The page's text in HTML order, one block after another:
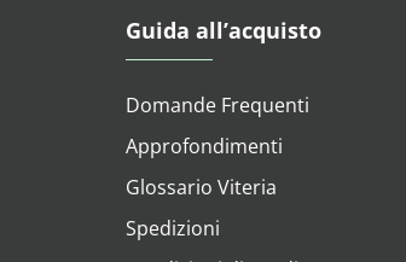
Guida all’acquisto
Domande Frequenti
Approfondimenti
Glossario Viteria
Spedizioni